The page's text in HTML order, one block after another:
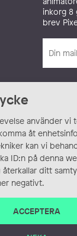
använder vi
åt
kan vi
ID:n på denna
ditt
negativt.
ACCEPTERA
inkorg 8
brev